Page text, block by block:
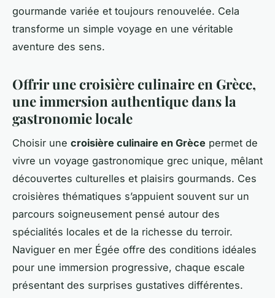
gourmande variée et toujours renouvelée. Cela
transforme un simple voyage en une véritable
aventure des sens.
Offrir une croisière culinaire en Grèce,
une immersion authentique dans la
gastronomie locale
Choisir une croisière culinaire en Grèce permet de
vivre un voyage gastronomique grec unique, mêlant
découvertes culturelles et plaisirs gourmands. Ces
croisières thématiques s’appuient souvent sur un
parcours soigneusement pensé autour des
spécialités locales et de la richesse du terroir.
Naviguer en mer Égée offre des conditions idéales
pour une immersion progressive, chaque escale
présentant des surprises gustatives différentes.